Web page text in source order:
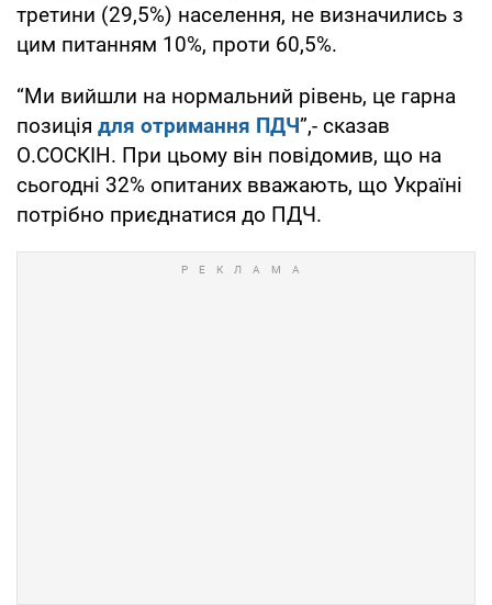
третини (29,5%) населення, не визначились з
цим питанням 10%, проти 60,5%.
“Ми вийшли на нормальний рівень, це гарна
позиція для отримання ПДЧ”,- сказав
О.СОСКІН. При цьому він повідомив, що на
сьогодні 32% опитаних вважають, що Україні
потрібно приєднатися до ПДЧ.